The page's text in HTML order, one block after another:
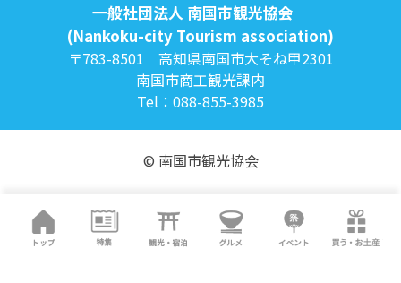
一般社団法人 南国市観光協会
(Nankoku-city Tourism association)
〒783-8501 高知県南国市大そね甲2301
南国市商工観光課内
Tel：088-855-3985
© 南国市観光協会